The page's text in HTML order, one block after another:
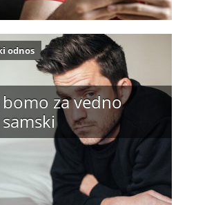
bomo za vedno
odnos